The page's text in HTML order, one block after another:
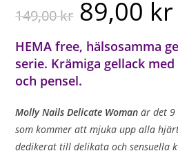
149,00kr 89,00 kr
HEMA free, hälsosamma
serie. Krämiga gellack
och pensel.
Molly Nails Delicate Woman är det 9
som kommer att mjuka upp alla
dedikerat till delikata och sensuella